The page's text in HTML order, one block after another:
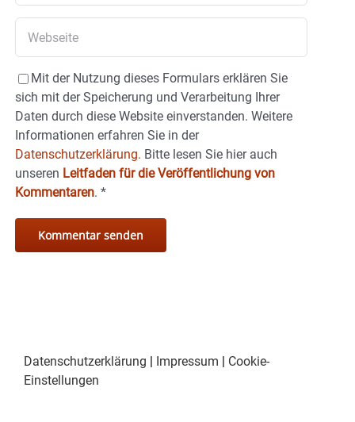
Mit der Nutzung dieses Formulars erklären Sie
sich mit der Speicherung und Verarbeitung Ihrer
Daten durch diese Website einverstanden. Weitere
Informationen erfahren Sie in der
Datenschutzerklärung. Bitte lesen Sie hier auch
unseren Leitfaden für die Veröffentlichung von
Kommentaren. *
Datenschutzerklärung Impressum
Cookie-
Einstellungen